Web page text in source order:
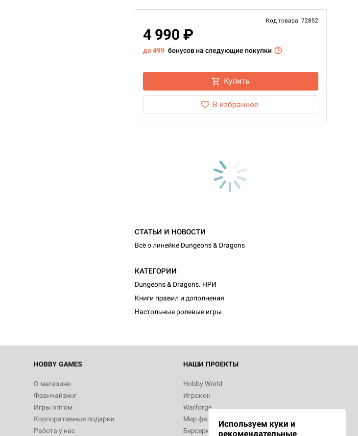
Код товара: 72852
4 990 ₽
до 499 бонусов на следующие покупки
Купить
В избранное
СТАТЬИ И НОВОСТИ
Всё о линейке Dungeons & Dragons
КАТЕГОРИИ
Dungeons & Dragons. НРИ
Книги правил и дополнения
Настольные ролевые игры
HOBBY GAMES
О магазине
Франчайзинг
Игры оптом
Корпоративные подарки
Работа у нас
НАШИ ПРОЕКТЫ
Hobby World
Игрокон
Warforge
Мир фантастики
Берсерк
Используем куки и
рекомендательные
Настольная игра Hobby World Монстры
Белая смерть
12 990
Настольная игра Hobby World Ужас
3 490